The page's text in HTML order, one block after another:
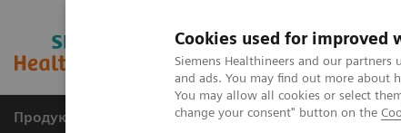
Cookies used for improved
Siemens Healthineers and our
and ads. You may find out more about
You may allow all cookies or select
change your consent" button on the
Продукты и решения Клинические